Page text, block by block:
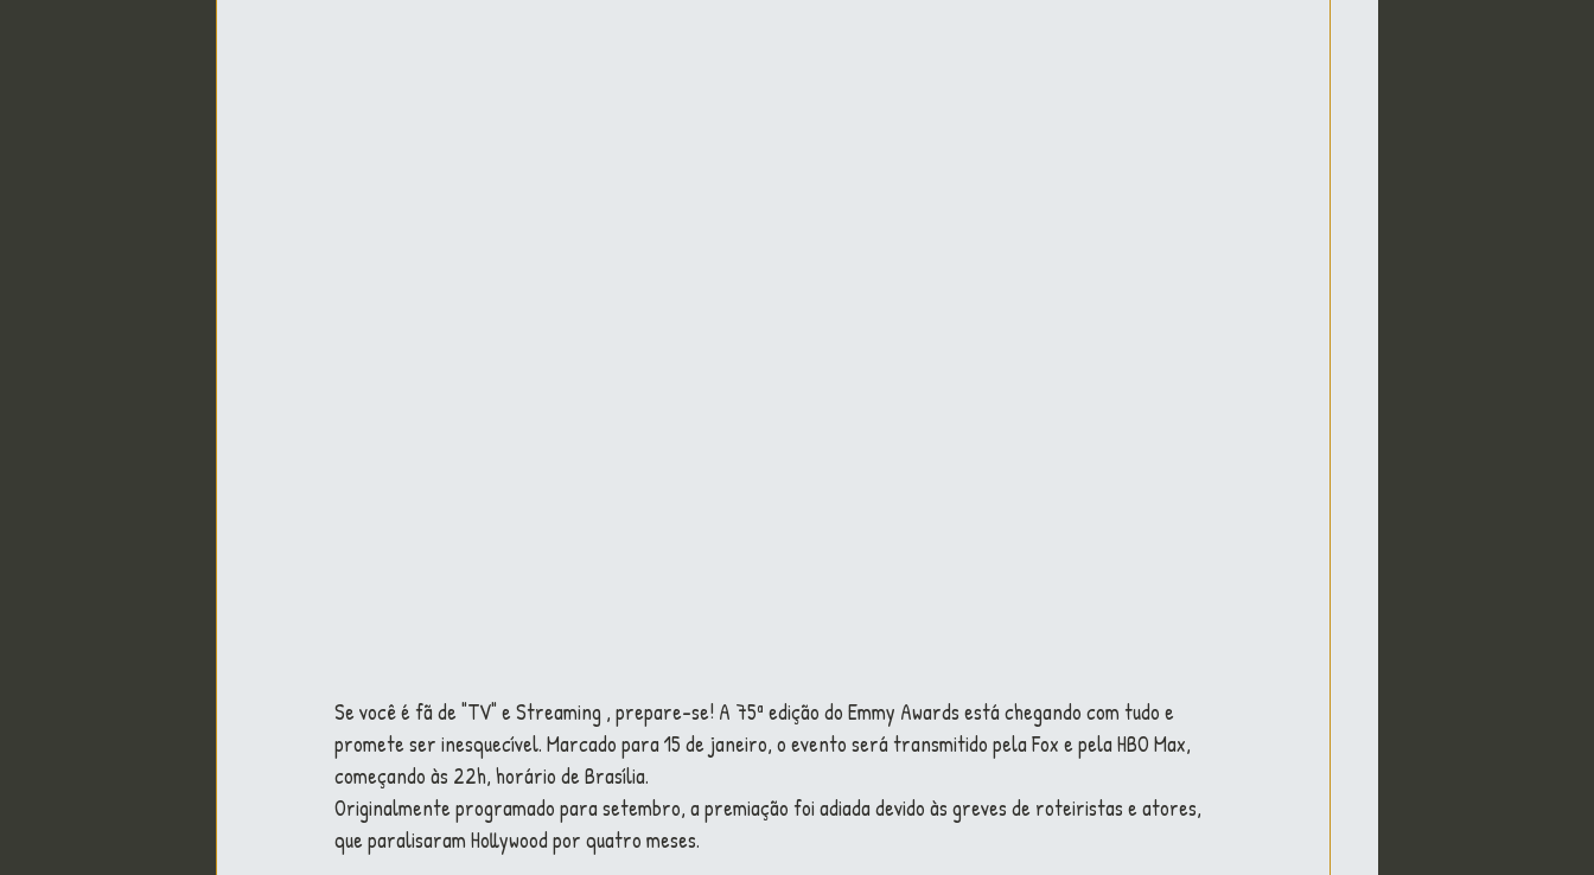
Se você é fã de "TV" e Streaming , prepare-se! A 75ª edição do Emmy Awards está chegando com tudo e
promete ser inesquecível. Marcado para 15 de janeiro, o evento será transmitido pela Fox e pela HBO Max,
começando às 22h, horário de Brasília.
Originalmente programado para setembro, a premiação foi adiada devido às greves de roteiristas e atores,
que paralisaram Hollywood por quatro meses.